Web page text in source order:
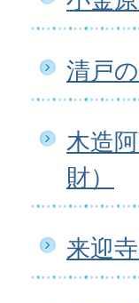
清戸
木造
財）
来迎